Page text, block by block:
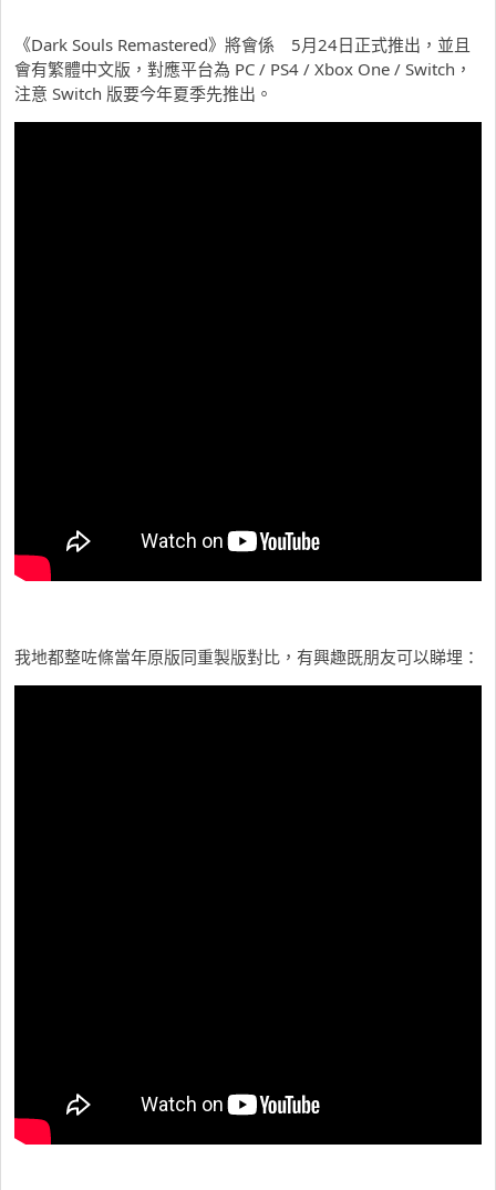
《Dark Souls Remastered》將會係 5月24日正式推出，並且
會有繁體中文版，對應平台為 PC / PS4 / Xbox One / Switch，
注意 Switch 版要今年夏季先推出。
我地都整咗條當年原版同重製版對比，有興趣既朋友可以睇埋：